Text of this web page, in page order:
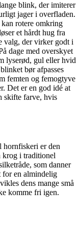
blink, der imiterer
jager i overfladen.
rotere omkring
et hårdt hug fra
valg, der virker godt i
dage med overskyet
lyserød, gul eller hvid
bør afpasses
femten og femogtyve
Det er en god idé at
skifte farve, hvis
hornfiskeri er den
krog i traditionel
som danner
for en almindelig
dens mange små
komme fri igen.